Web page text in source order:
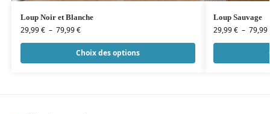
Loup Noir et Blanche
29,99€ – 79,99€
Choix des options
Loup Sauvage
29,99€ – 79,99